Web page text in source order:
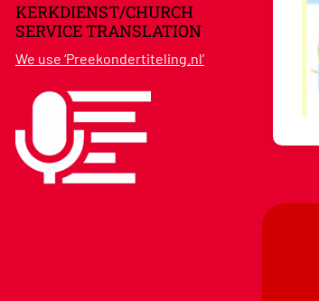
KERKDIENST/CHURCH
SERVICE TRANSLATION
We use ‘Preekondertiteling.nl’